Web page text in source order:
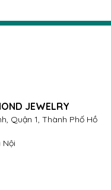
JEWELRY
Quận 1, Thành Phố Hồ